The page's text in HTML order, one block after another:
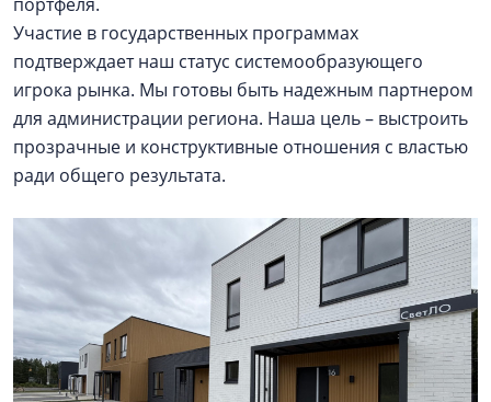
Участие в государственных программах
подтверждает наш статус системообразующего
игрока рынка. Мы готовы быть надежным партнером
для администрации региона. Наша цель – выстроить
прозрачные и конструктивные отношения с властью
ради общего результата.